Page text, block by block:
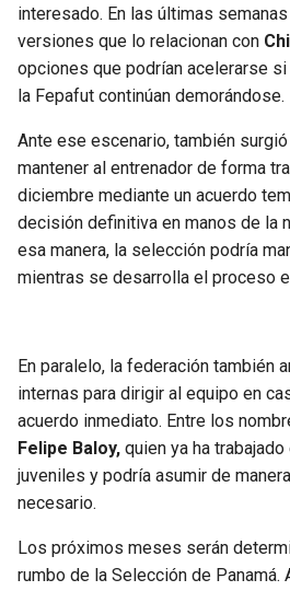
interesado. En las últimas
versiones que lo relacionan con
opciones que podrían acelerarse
la Fepafut continúan demorándose.
Ante ese escenario, también
mantener al entrenador de forma
diciembre mediante un acuerdo
decisión definitiva en manos de la
esa manera, la selección podría
mientras se desarrolla el proceso
En paralelo, la federación también
internas para dirigir al equipo en
acuerdo inmediato. Entre los
Felipe Baloy, quien ya ha
juveniles y podría asumir de
necesario.
Los próximos meses serán
rumbo de la Selección de Panamá.